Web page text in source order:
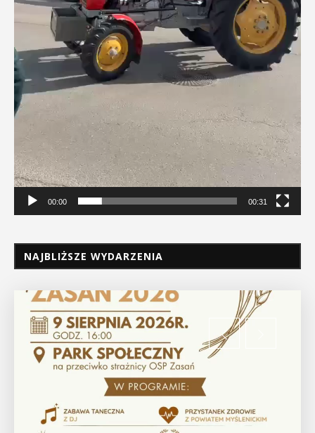
00:00 00:31
NAJBLIŻSZE WYDARZENIA